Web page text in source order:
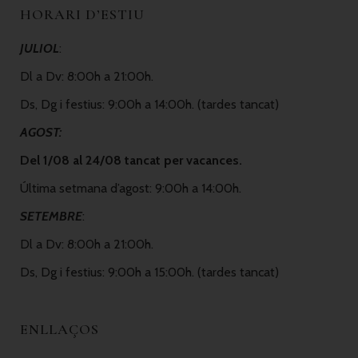
HORARI D’ESTIU
JULIOL:
Dl a Dv: 8:00h a 21:00h.
Ds, Dg i festius: 9:00h a 14:00h. (tardes tancat)
AGOST:
Del 1/08 al 24/08 tancat per vacances.
Última setmana d’agost: 9:00h a 14:00h.
SETEMBRE:
Dl a Dv: 8:00h a 21:00h.
Ds, Dg i festius: 9:00h a 15:00h. (tardes tancat)
ENLLAÇOS